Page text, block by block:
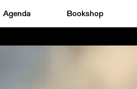
Agenda Bookshop